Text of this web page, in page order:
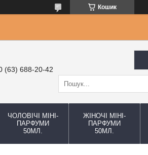
Кошик
(63) 688-20-42
ЧОЛОВІЧІ МІНІ-
ПАРФУМИ
50МЛ.
ЖІНОЧІ МІНІ-
ПАРФУМИ
50МЛ.